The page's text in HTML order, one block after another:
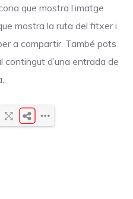
que mostra l’imatge
mostra la ruta del fitxer i
a compartir. També pots
contingut d’una entrada de